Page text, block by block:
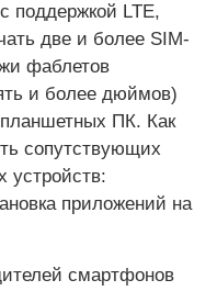
поддержкой LTE,
две и более SIM-
фаблетов
и более дюймов)
ПК. Как
сопутствующих
устройств:
приложений на
смартфонов